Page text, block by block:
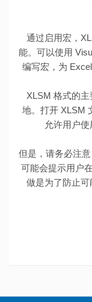
通过启用宏，
能。可以使用
编写宏，为
XLSM 格式的
地。打开 XLSM
允许用户使
但是，请务必注
可能会提示用户
做是为了防止可